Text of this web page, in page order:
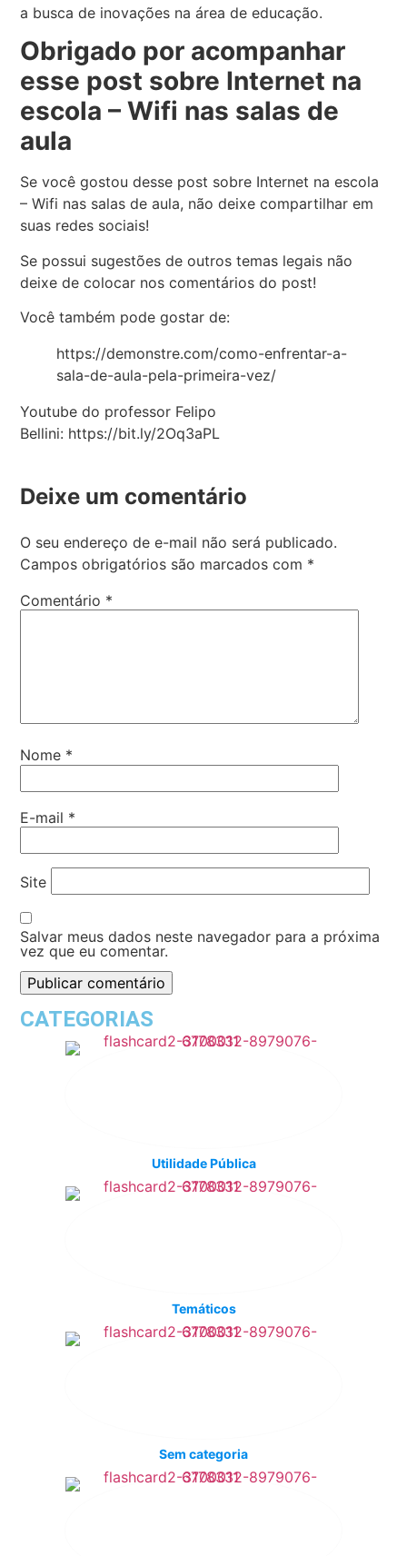
a busca de inovações na área de educação.
Obrigado por acompanhar
esse post sobre Internet na
escola – Wifi nas salas de
aula
Se você gostou desse post sobre Internet na escola
– Wifi nas salas de aula, não deixe compartilhar em
suas redes sociais!
Se possui sugestões de outros temas legais não
deixe de colocar nos comentários do post!
Você também pode gostar de:
https://demonstre.com/como-enfrentar-a-
sala-de-aula-pela-primeira-vez/
Youtube do professor Felipo
Bellini: https://bit.ly/2Oq3aPL
Deixe um comentário
O seu endereço de e-mail não será publicado.
Campos obrigatórios são marcados com *
Comentário *
Nome *
E-mail *
Site
Salvar meus dados neste navegador para a próxima
vez que eu comentar.
CATEGORIAS
Utilidade Pública
Temáticos
Sem categoria